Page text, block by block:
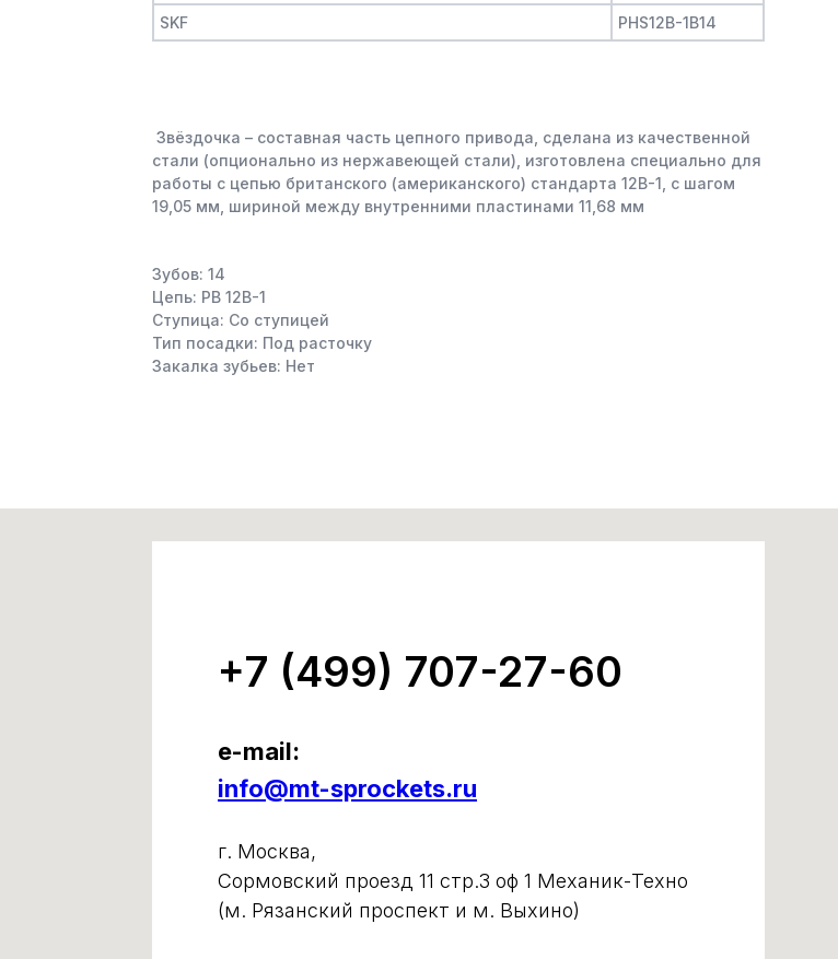
SKF
PHS12B-1B14
Звёздочка – составная часть цепного привода, сделана из качественной
стали (опционально из нержавеющей стали), изготовлена специально для
работы с цепью британского (американского) стандарта 12B-1, с шагом
19,05 мм, шириной между внутренними пластинами 11,68 мм
Зубов: 14
Цепь: PB 12B-1
Ступица: Со ступицей
Тип посадки: Под расточку
Закалка зубьев: Нет
+7 (499) 707-27-60
e-mail:
info@mt-sprockets.ru
г. Москва,
Сормовский проезд 11 стр.3 оф 1 Механик-Техно
(м. Рязанский проспект и м. Выхино)